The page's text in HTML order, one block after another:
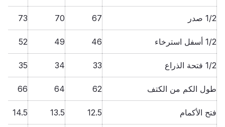
1/2 صدر 67
70
73
1/2 أسفل استرخاء 46
49
52
1/2 فتحة الذراع 33
34
35
طول الكم من الكتف 62
64
66
فتح الأكمام 12.5
13.5
14.5